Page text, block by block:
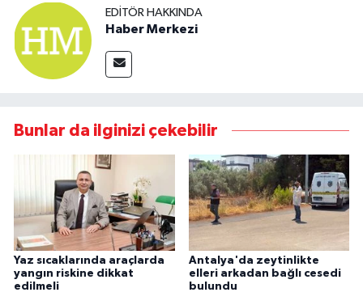
EDITÖR HAKKINDA
Haber Merkezi
Bunlar da ilginizi çekebilir
Yaz sıcaklarında araçlarda
yangın riskine dikkat
edilmeli
Antalya'da zeytinlikte
elleri arkadan bağlı cesedi
bulundu